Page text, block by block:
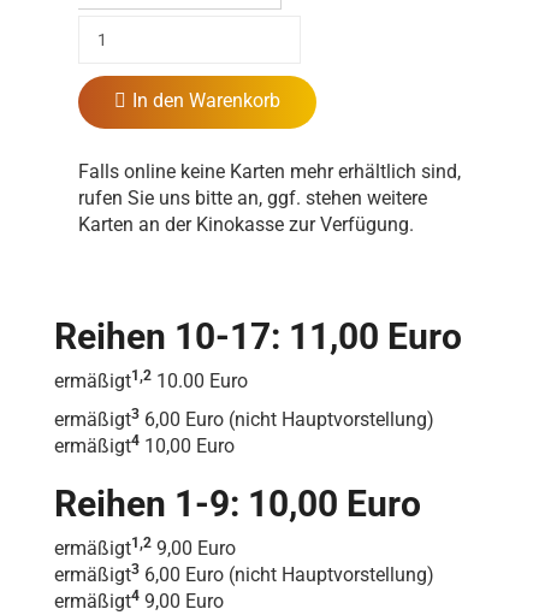
In den Warenkorb
Falls online keine Karten mehr erhältlich sind,
rufen Sie uns bitte an, ggf. stehen weitere
Karten an der Kinokasse zur Verfügung.
Reihen 10-17: 11,00 Euro
ermäßigt1,2 10.00 Euro
ermäßigt3 6,00 Euro (nicht Hauptvorstellung)
ermäßigt4 10,00 Euro
Reihen 1-9: 10,00 Euro
ermäßigt1,2 9,00 Euro
ermäßigt3 6,00 Euro (nicht Hauptvorstellung)
ermäßigt4 9,00 Euro